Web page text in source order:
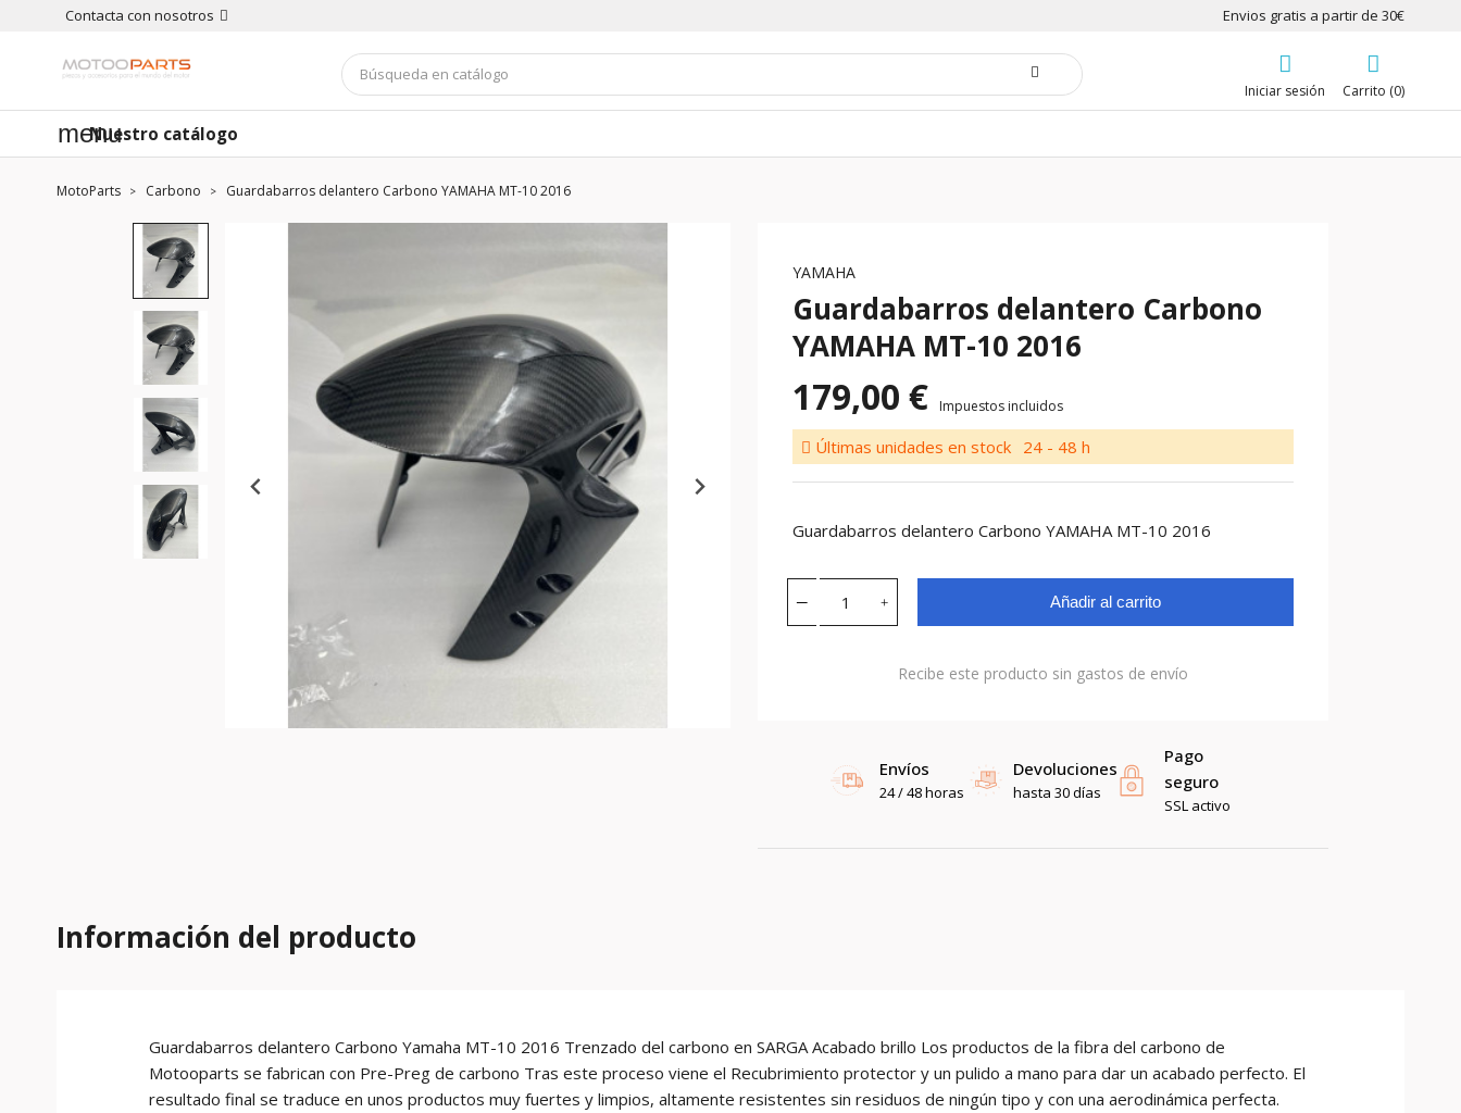
Contacta con nosotros Envios gratis a partir de 30€
Iniciar sesión Carrito (0)
menuNuestro catálogo
MotoParts Carbono Guardabarros delantero Carbono YAMAHA MT-10 2016
YAMAHA
Guardabarros delantero Carbono
YAMAHA MT-10 2016
179,00 € Impuestos incluidos
Últimas unidades en stock 24 - 48 h
Guardabarros delantero Carbono YAMAHA MT-10 2016
Añadir al carrito
Recibe este producto sin gastos de envío
Envíos
24 / 48 horas
Devoluciones
hasta 30 días
Pago
seguro
SSL activo
Información del producto
Guardabarros delantero Carbono Yamaha MT-10 2016 Trenzado del carbono en SARGA Acabado brillo Los productos de la fibra del carbono de
Motooparts se fabrican con Pre-Preg de carbono Tras este proceso viene el Recubrimiento protector y un pulido a mano para dar un acabado perfecto. El
resultado final se traduce en unos productos muy fuertes y limpios, altamente resistentes sin residuos de ningún tipo y con una aerodinámica perfecta.